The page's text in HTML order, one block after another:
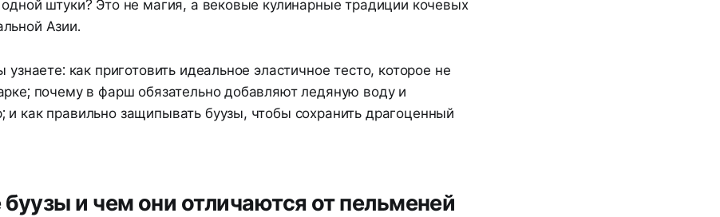
одной штуки? Это не магия, а вековые кулинарные традиции кочевых
Азии.
узнаете: как приготовить идеальное эластичное тесто, которое не
почему в фарш обязательно добавляют ледяную воду и
как правильно защипывать буузы, чтобы сохранить драгоценный
буузы и чем они отличаются от пельменей